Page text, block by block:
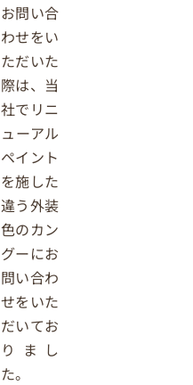
お問い合
わせをい
ただいた
際は、当
社でリニ
ューアル
ペイント
を施した
違う外装
色のカン
グーにお
問い合わ
せをいた
だいてお
りまし
た。